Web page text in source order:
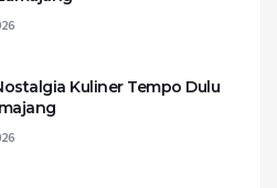
Kuliner Tempo Dulu